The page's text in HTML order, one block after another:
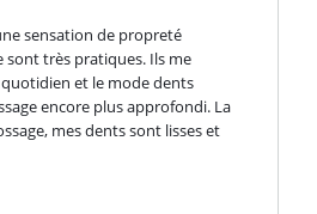
sensation de propreté
sont très pratiques. Ils me
et le mode dents
encore plus approfondi. La
mes dents sont lisses et